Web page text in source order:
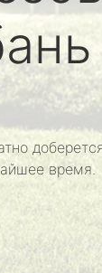
время.